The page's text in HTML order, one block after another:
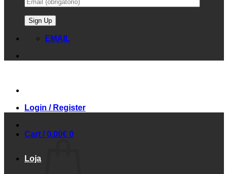
EMAIL
Login / Register
Cart /0.00€ 0
Loja